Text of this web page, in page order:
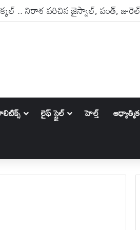
.. నిరాశ పరిచిన జైస్వాల్, పంత్, జురెల్
లైఫ్ స్టైల్ హెల్త్